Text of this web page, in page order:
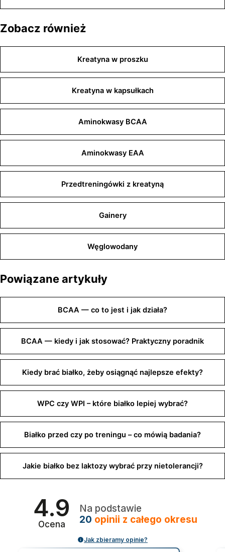
Zobacz również
Kreatyna w proszku
Kreatyna w kapsułkach
Aminokwasy BCAA
Aminokwasy EAA
Przedtreningówki z kreatyną
Gainery
Węglowodany
Powiązane artykuły
BCAA — co to jest i jak działa?
BCAA — kiedy i jak stosować? Praktyczny poradnik
Kiedy brać białko, żeby osiągnąć najlepsze efekty?
WPC czy WPI – które białko lepiej wybrać?
Białko przed czy po treningu – co mówią badania?
Jakie białko bez laktozy wybrać przy nietolerancji?
4.9
Ocena
Na podstawie
20 opinii z całego okresu
Jak zbieramy opinie?